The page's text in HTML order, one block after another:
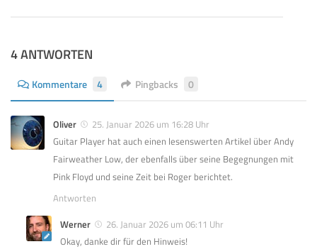
4 ANTWORTEN
Kommentare 4 Pingbacks 0
Oliver
25. Januar 2026 um 16:28 Uhr
Guitar Player hat auch einen lesenswerten Artikel über Andy
Fairweather Low, der ebenfalls über seine Begegnungen mit
Pink Floyd und seine Zeit bei Roger berichtet.
Antworten
Werner
26. Januar 2026 um 06:11 Uhr
Okay, danke dir für den Hinweis!